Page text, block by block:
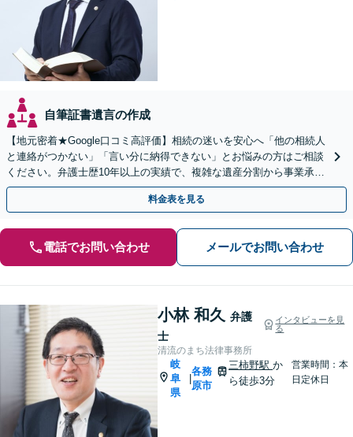
自筆証書遺言の作成
【地元密着★Google口コミ高評価】相続の迷いを安心へ「他の相続人
と連絡がつかない」「言い分に納得できない」とお悩みの方はご相談
ください。弁護士歴10年以上の実績で、複雑な遺産分割から事業承継
まで幅広く対応【休日・夜間相談可｜駐車場あり】
料金表を見る
電話でお問い合わせ メールでお問い合わせ
小林 和久 弁護
士
インタビューを見
る
清流のまち法律事務所
岐
阜
県
各務
原市
三柿野駅か
ら徒歩3分
営業時間：本
日定休日